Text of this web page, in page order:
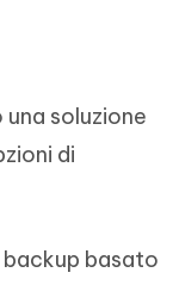
soluzione
di
basato